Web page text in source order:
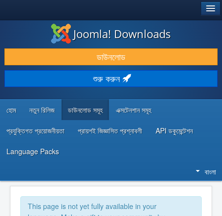
ডাউনলোড & প্রসারিত করুন
আবিষ্কার & শিখুন
কমিউনিটি & সহায়তা
Joomla! Downloads
ডাউনলোড
শুরু করুন
হোম নতুন রিলিজ ডাউনলোড সমূহ এক্সটেনশান সমূহ
প্রযুক্তিগত প্রয়োজনীয়তা প্রায়শই জিজ্ঞাসিত প্রশ্নাবলী API ডকুমেন্টেশন
Language Packs
বাংলা
This page is not yet fully available in your